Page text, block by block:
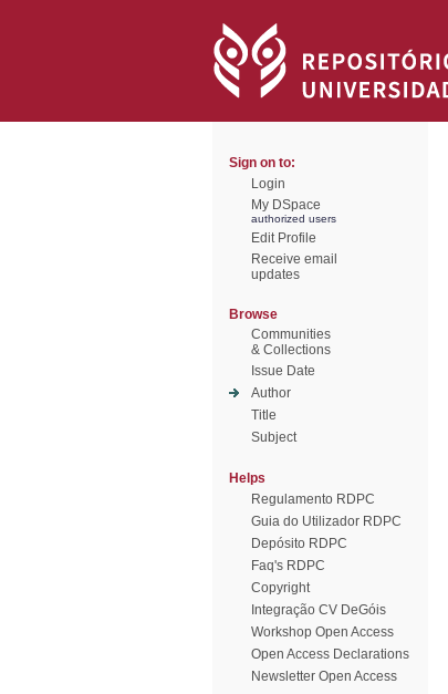
Sign on to:
Login
My DSpace
authorized users
Edit Profile
Receive email
updates
Browse
Communities
& Collections
Issue Date
Author
Title
Subject
Helps
Regulamento RDPC
Guia do Utilizador RDPC
Depósito RDPC
Faq's RDPC
Copyright
Integração CV DeGóis
Workshop Open Access
Open Access Declarations
Newsletter Open Access